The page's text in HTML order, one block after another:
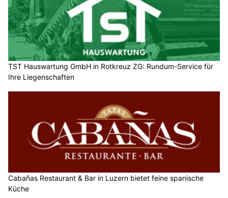
TST Hauswartung GmbH in Rotkreuz ZG: Rundum-Service für
Ihre Liegenschaften
Cabañas Restaurant & Bar in Luzern bietet feine spanische
Küche